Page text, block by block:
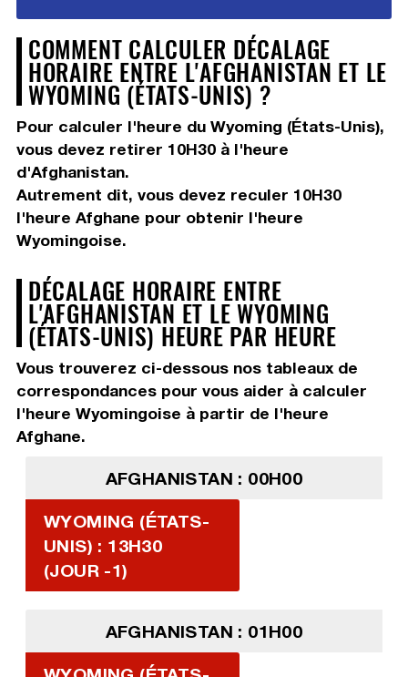
COMMENT CALCULER DÉCALAGE
HORAIRE ENTRE L'AFGHANISTAN ET LE
WYOMING (ÉTATS-UNIS) ?
Pour calculer l'heure du Wyoming (États-Unis),
vous devez retirer 10H30à l'heure
d'Afghanistan.
Autrement dit, vous devez reculer 10H30
l'heure Afghane pour obtenir l'heure
Wyomingoise.
DÉCALAGE HORAIRE ENTRE
L'AFGHANISTAN ET LE WYOMING
(ÉTATS-UNIS) HEURE PAR HEURE
Vous trouverez ci-dessous nos tableaux de
correspondances pour vous aider à calculer
l'heure Wyomingoise à partir de l'heure
Afghane.
AFGHANISTAN : 00H00
WYOMING (ÉTATS-
UNIS) : 13H30
(JOUR -1)
AFGHANISTAN : 01H00